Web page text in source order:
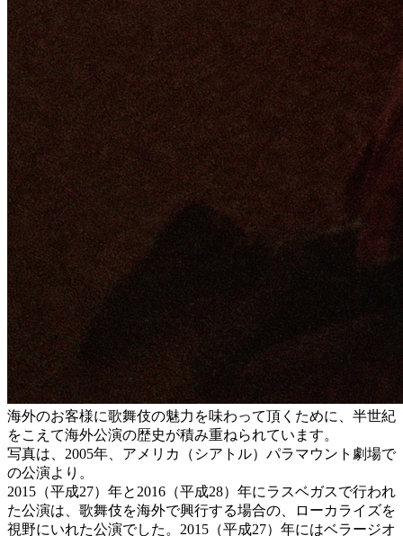
海外のお客様に歌舞伎の魅力を味わって頂くために、半世紀
をこえて海外公演の歴史が積み重ねられています。
写真は、2005年、アメリカ（シアトル）パラマウント劇場で
の公演より。
2015（平成27）年と2016（平成28）年にラスベガスで行われ
た公演は、歌舞伎を海外で興行する場合の、ローカライズを
視野にいれた公演でした。2015（平成27）年にはベラージオ